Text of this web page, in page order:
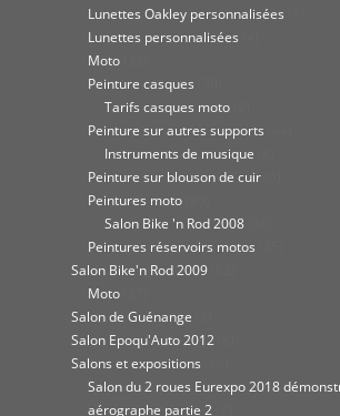
Lunettes Oakley personnalisées
Lunettes personnalisées
Moto
Peinture casques
Tarifs casques moto
Peinture sur autres supports
Instruments de musique
Peinture sur blouson de cuir
Peintures moto
Salon Bike 'n Rod 2008
Peintures réservoirs motos
Salon Bike'n Rod 2009
Moto
Salon de Guénange
Salon Epoqu'Auto 2012
Salons et expositions
Salon du 2 roues Eurexpo 2018
aérographe partie 2